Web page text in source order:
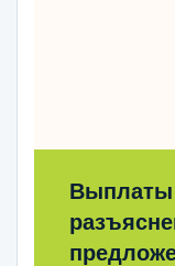
Выплаты